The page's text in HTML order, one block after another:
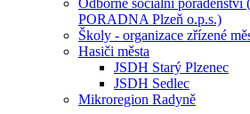
Odborné sociální
PORADNA Plzeň o.p.s.)
Školy - organizace zřízené
Hasiči města
JSDH Starý Plzenec
JSDH Sedlec
Mikroregion Radyně